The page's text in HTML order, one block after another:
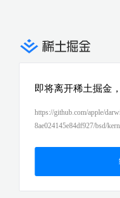
即将离开稀土掘金
https://github.com/apple/
8ae024145e84df927/bsd/